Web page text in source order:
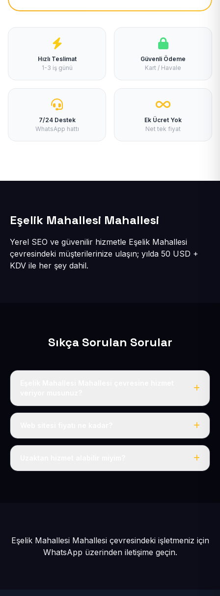
Hızlı Teslimat
1-3 iş günü
Güvenli Ödeme
Kart / Havale
7/24 Destek
WhatsApp hattı
Ek Ücret Yok
Net tek fiyat
Eşelik Mahallesi Mahallesi
Yerel SEO ve güvenilir hizmetle Eşelik Mahallesi
çevresindeki müşterilerinize ulaşın; yılda 50 USD +
KDV ile her şey dahil.
Sıkça Sorulan Sorular
Evet, Eşelik Mahallesi dahil tüm Develi ve Develi
Tek fiyat: yılda 50 USD + KDV, her şey dahil.
Eşelik Mahallesi Mahallesi çevresindeki işletmeniz için
WhatsApp üzerinden iletişime geçin.